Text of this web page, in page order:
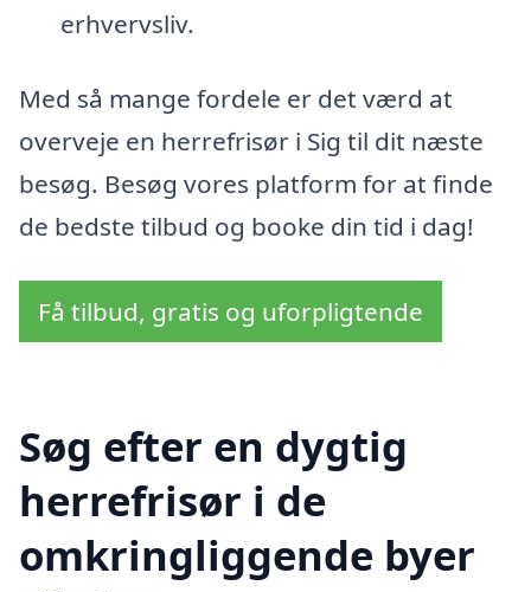
erhvervsliv.
Med så mange fordele er det værd at
overveje en herrefrisør i Sig til dit næste
besøg. Besøg vores platform for at finde
de bedste tilbud og booke din tid i dag!
Få tilbud, gratis og uforpligtende
Søg efter en dygtig
herrefrisør i de
omkringliggende byer